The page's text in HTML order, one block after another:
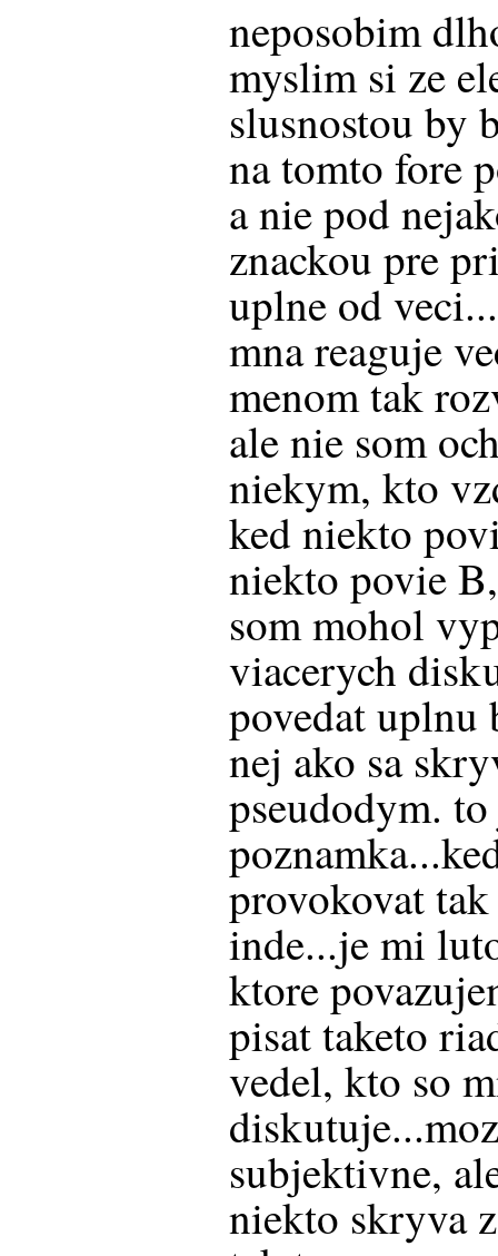
neposobim
myslim si ze
slusnostou by
na tomto fore
a nie pod
znackou pre
uplne od
mna reaguje
menom tak
ale nie som
niekym, kto
ked niekto
niekto povie
som mohol
viacerych
povedat uplnu
nej ako sa
pseudodym.
provokovat
inde...je mi
ktore
pisat taketo
vedel, kto so
subjektivne,
niekto skryva